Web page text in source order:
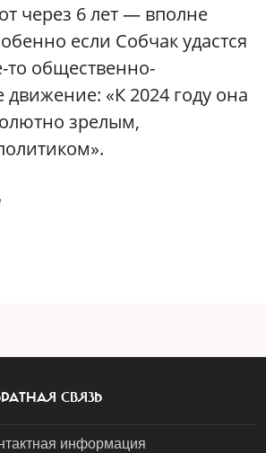
через 6 лет — вполне
если Собчак удастся
то общественно-
движение: «К 2024 году она
зрелым,
СВЯЗЬ
информация